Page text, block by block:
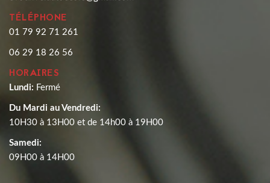
TÉLÉPHONE
01 79 92 71 261
06 29 18 26 56
HORAIRES
Lundi: Fermé
Du Mardi au Vendredi:
10H30 à 13H00 et de 14h00 à 19H00
Samedi:
09H00 à 14H00